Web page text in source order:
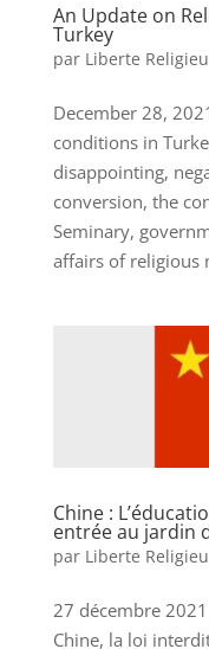
An Update on
Turkey
par Liberte
December 28,
conditions in
disappointing,
conversion, the
Seminary,
affairs of religious
Chine :
entrée au jardin
par Liberte
27 décembre
Chine, la loi